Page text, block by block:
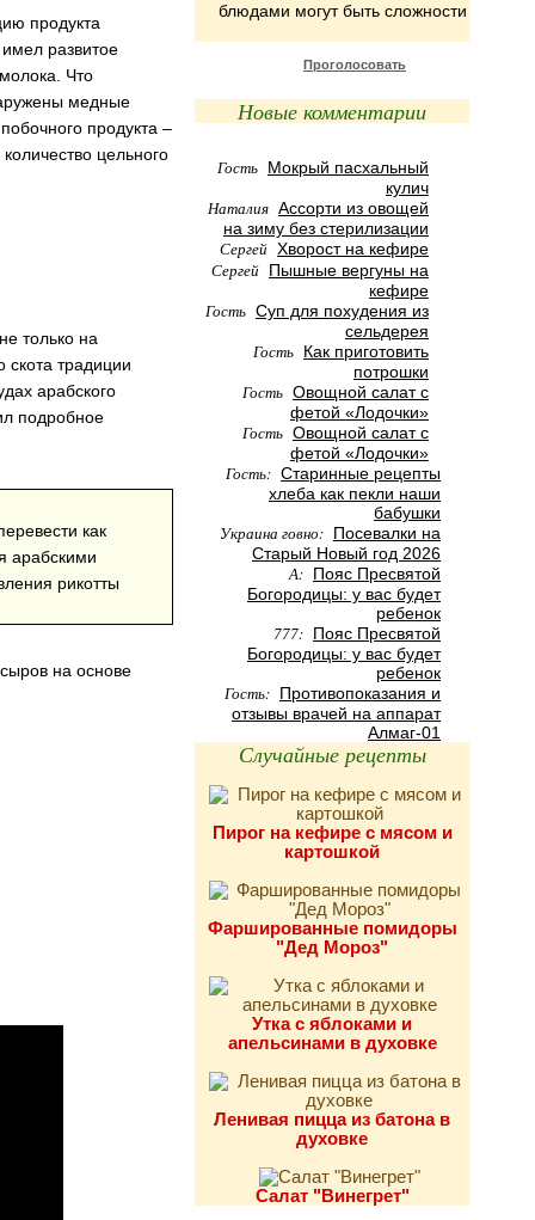
продукта
развитое
Что
медные
продукта –
цельного
только на
скота традиции
арабского
подробное
как
арабскими
рикотты
на основе
блюдами могут быть сложности
Проголосовать
Новые комментарии
Гость Мокрый пасхальный
кулич
Наталия Ассорти из овощей
на зиму без стерилизации
Сергей Хворост на кефире
Сергей Пышные вергуны на
кефире
Гость Суп для похудения из
сельдерея
Гость Как приготовить
потрошки
Гость Овощной салат с
фетой «Лодочки»
Гость Овощной салат с
фетой «Лодочки»
Гость: Старинные рецепты
хлеба как пекли наши
бабушки
Украина говно: Посевалки на
Старый Новый год 2026
А: Пояс Пресвятой
Богородицы: у вас будет
ребенок
777: Пояс Пресвятой
Богородицы: у вас будет
ребенок
Гость: Противопоказания и
отзывы врачей на аппарат
Алмаг-01
Случайные рецепты
Пирог на кефире с мясом и
картошкой
Фаршированные помидоры
"Дед Мороз"
Утка с яблоками и
апельсинами в духовке
Ленивая пицца из батона в
духовке
Салат "Винегрет"